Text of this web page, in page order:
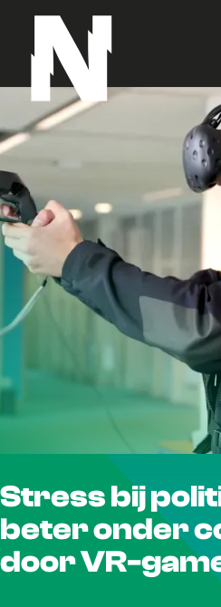
G
a
n
a
a
r
d
e
Stress bij
beter onder
door VR-